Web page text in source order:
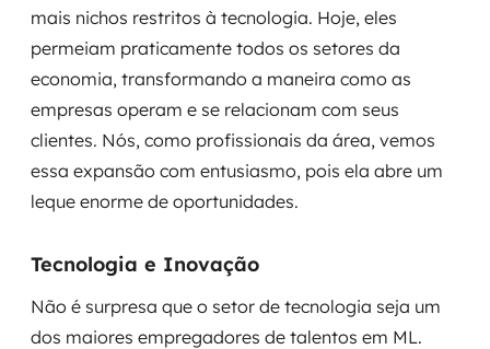
mais nichos restritos à tecnologia. Hoje, eles
permeiam praticamente todos os setores da
economia, transformando a maneira como as
empresas operam e se relacionam com seus
clientes. Nós, como profissionais da área, vemos
essa expansão com entusiasmo, pois ela abre um
leque enorme de oportunidades.
Tecnologia e Inovação
Não é surpresa que o setor de tecnologia seja um
dos maiores empregadores de talentos em ML.